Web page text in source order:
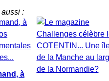
aussi :
à